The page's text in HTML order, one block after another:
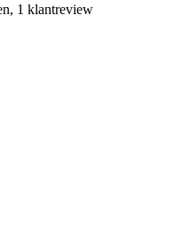
1 klantreview